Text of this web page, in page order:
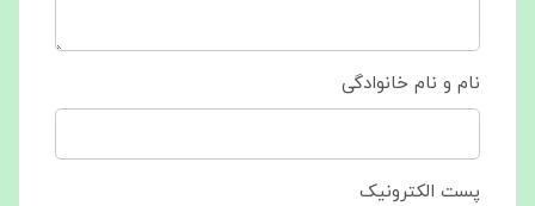
نام و نام خانوادگی
پست الکترونیک